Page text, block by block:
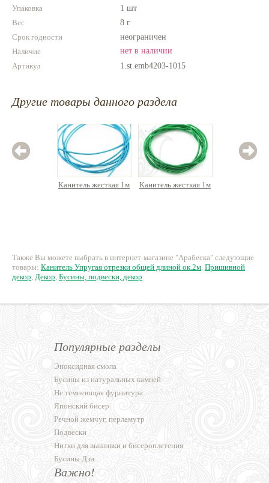
Упаковка
1 шт
Вес
8 г
Срок годности
неограничен
Наличие
нет в наличии
Артикул
1.st.emb4203-1015
Другие товары данного раздела
Канитель жесткая 1м Канитель жесткая 1м
Также Вы можете выбрать в интернет-магазине "Арабеска" следующие
товары: Канитель Упругая отрезки общей длиной ок.2м, Пришивной
декор, Декор, Бусины, подвески, декор
Популярные разделы
Эпоксидная смола
Бусины из натуральных камней
Не темнеющая фурнитура
Японский бисер
Речной жемчуг, перламутр
Подвески
Нитки для вышивки и бисероплетения
Бусины Дзи
Важно!